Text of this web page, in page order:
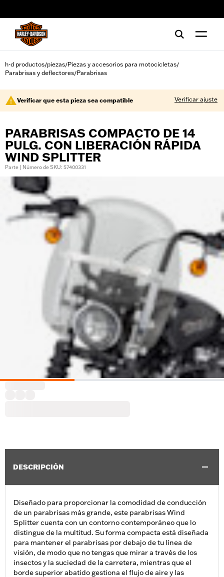
h-d productos/piezas/Piezas y accesorios para motocicletas/
Parabrisas y deflectores/Parabrisas
Verificar que esta pieza sea compatible Verificar ajuste
PARABRISAS COMPACTO DE 14
PULG. CON LIBERACIÓN RÁPIDA
WIND SPLITTER
Parte | Número de SKU: 57400331
DESCRIPCIÓN
Diseñado para proporcionar la comodidad de conducción
de un parabrisas más grande, este parabrisas Wind
Splitter cuenta con un contorno contemporáneo que lo
distingue de la multitud. Su forma compacta está diseñada
para mantener el parabrisas por debajo de tu línea de
visión, de modo que no tengas que mirar a través de los
insectos y la suciedad de la carretera, mientras que el
borde superior abatido gestiona el flujo de aire y las